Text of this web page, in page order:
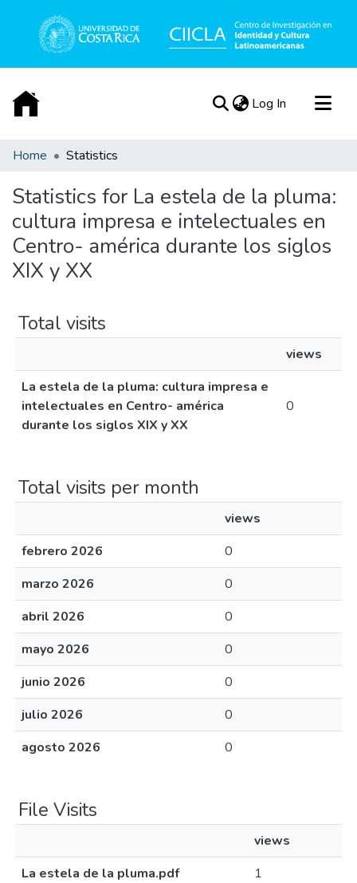
Log In (current)
Communities & Collections
Acerca de
Home Statistics
Statistics for La estela de la pluma:
cultura impresa e intelectuales en
Centro- américa durante los siglos
XIX y XX
Total visits
views
La estela de la pluma: cultura impresa e
intelectuales en Centro- américa
durante los siglos XIX y XX
0
Total visits per month
views
febrero 2026
0
marzo 2026
0
abril 2026
0
mayo 2026
0
junio 2026
0
julio 2026
0
agosto 2026
0
File Visits
views
La estela de la pluma.pdf
1